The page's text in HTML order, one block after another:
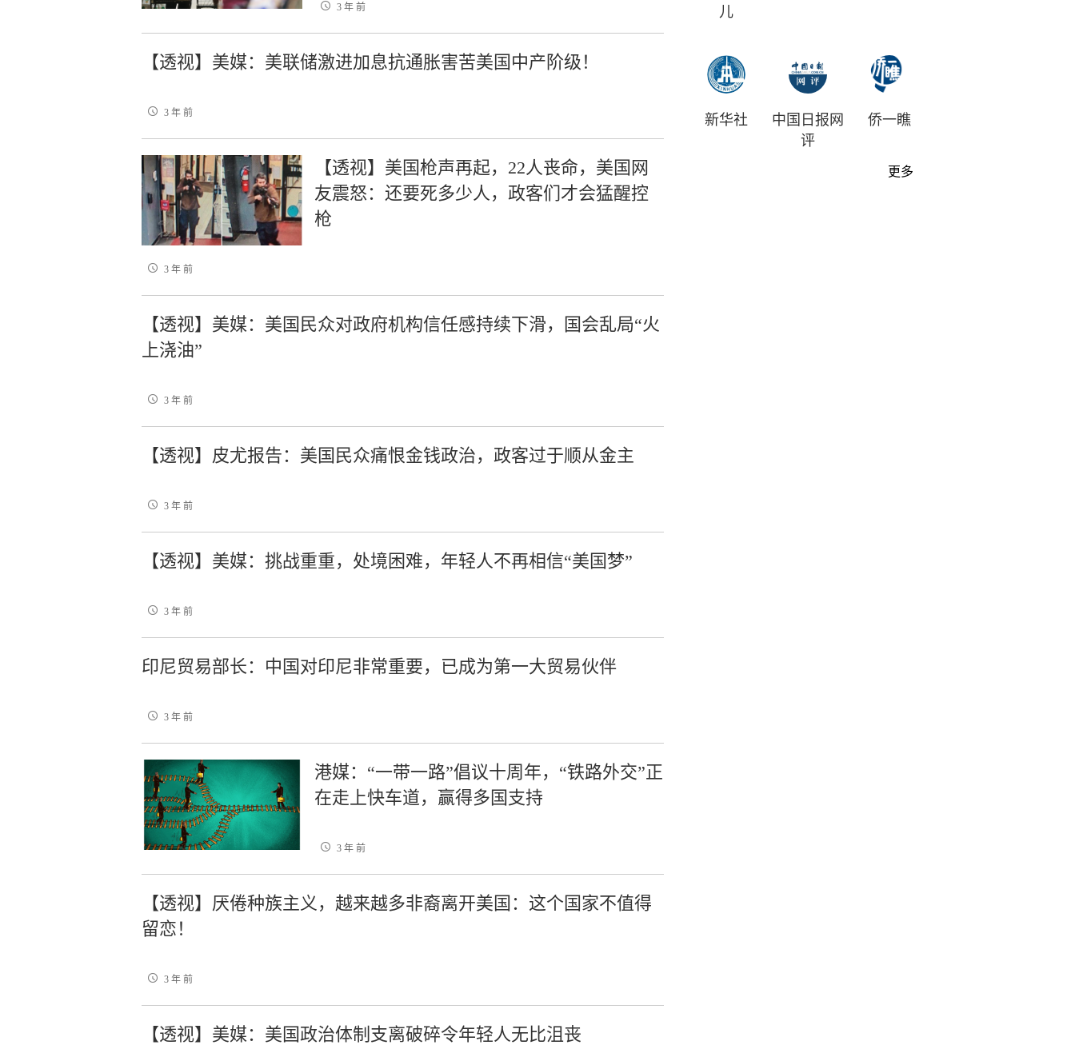
3 年 前
【透视】美媒：美联储激进加息抗通胀害苦美国中产阶级！
3 年 前
【透视】美国枪声再起，22人丧命，美国网
友震怒：还要死多少人，政客们才会猛醒控
枪
3 年 前
【透视】美媒：美国民众对政府机构信任感持续下滑，国会乱局“火
上浇油”
3 年 前
【透视】皮尤报告：美国民众痛恨金钱政治，政客过于顺从金主
3 年 前
【透视】美媒：挑战重重，处境困难，年轻人不再相信“美国梦”
3 年 前
印尼贸易部长：中国对印尼非常重要，已成为第一大贸易伙伴
3 年 前
港媒：“一带一路”倡议十周年，“铁路外交”正
在走上快车道，赢得多国支持
3 年 前
【透视】厌倦种族主义，越来越多非裔离开美国：这个国家不值得
留恋！
3 年 前
【透视】美媒：美国政治体制支离破碎令年轻人无比沮丧
儿
新华社
中国日报网
评
侨一瞧
更多